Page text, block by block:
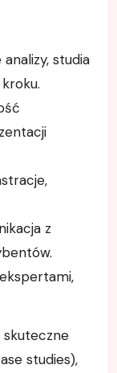
studia
z
studies),